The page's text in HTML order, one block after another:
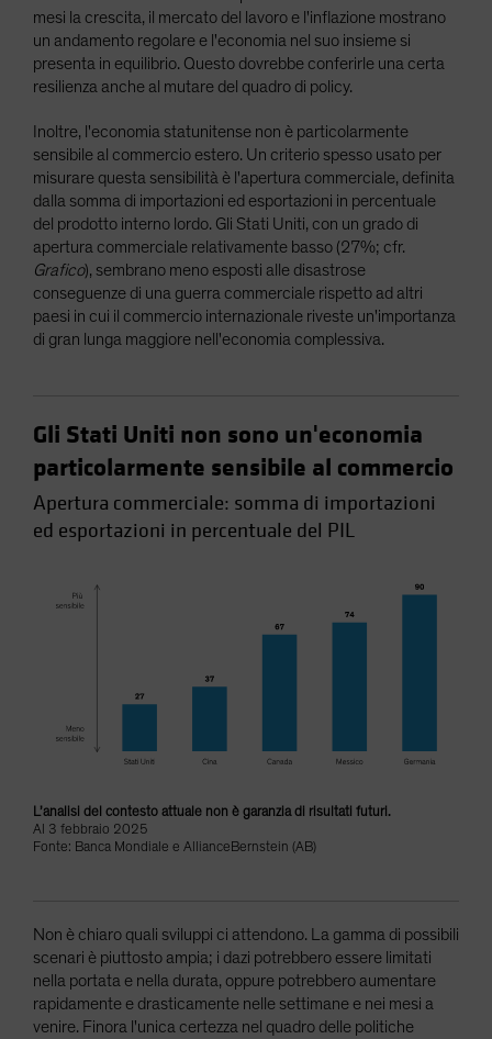
mesi la crescita, il mercato del lavoro e l'inflazione mostrano
un andamento regolare e l'economia nel suo insieme si
presenta in equilibrio. Questo dovrebbe conferirle una certa
resilienza anche al mutare del quadro di policy.
Inoltre, l'economia statunitense non è particolarmente
sensibile al commercio estero. Un criterio spesso usato per
misurare questa sensibilità è l'apertura commerciale, definita
dalla somma di importazioni ed esportazioni in percentuale
del prodotto interno lordo. Gli Stati Uniti, con un grado di
apertura commerciale relativamente basso (27%; cfr.
Grafico), sembrano meno esposti alle disastrose
conseguenze di una guerra commerciale rispetto ad altri
paesi in cui il commercio internazionale riveste un'importanza
di gran lunga maggiore nell'economia complessiva.
Gli Stati Uniti non sono un'economia
particolarmente sensibile al commercio
Apertura commerciale: somma di importazioni
ed esportazioni in percentuale del PIL
L’analisi del contesto attuale non è garanzia di risultati futuri.
Al 3 febbraio 2025
Fonte: Banca Mondiale e AllianceBernstein (AB)
Non è chiaro quali sviluppi ci attendono. La gamma di possibili
scenari è piuttosto ampia; i dazi potrebbero essere limitati
nella portata e nella durata, oppure potrebbero aumentare
rapidamente e drasticamente nelle settimane e nei mesi a
venire. Finora l'unica certezza nel quadro delle politiche